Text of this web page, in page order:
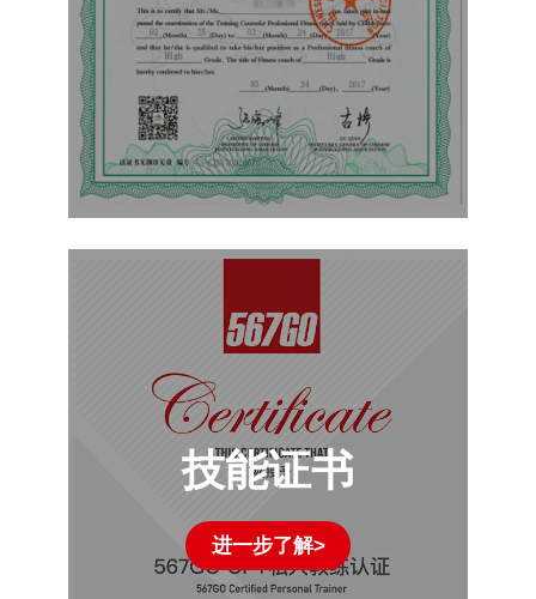
技能证书
进一步了解>